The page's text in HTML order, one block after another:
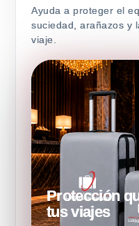
Ayuda a proteger el
suciedad, arañazos y
viaje.
Protección
tus viajes